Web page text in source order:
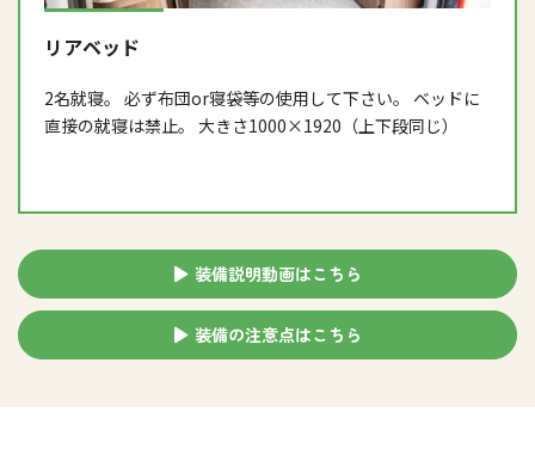
リアベッド
2名就寝。 必ず布団or寝袋等の使用して下さい。 ベッドに
直接の就寝は禁止。 大きさ1000×1920（上下段同じ）
装備説明動画はこちら
装備の注意点はこちら